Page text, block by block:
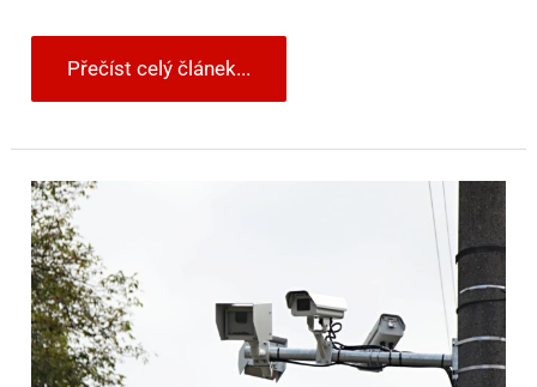
Přečíst celý článek...
Umělá
inteligence
v
rukou
policie
dokáže
na
dálku
identifikovat
opilce